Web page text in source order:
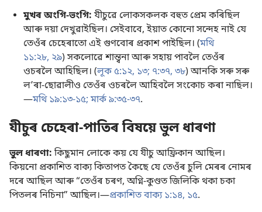
মুখৰ অংগি-ভংগি:যীচুৱে লোকসকলক বহুত প্ৰেম কৰিছিল
আৰু দয়া দেখুৱাইছিল। সেইবাবে, ইয়াত কোনো সন্দেহ নাই যে
তেওঁৰ চেহেৰাতো এই গুণবোৰ প্ৰকাশ পাইছিল। (মথি
১১:২৮, ২৯) সকলোৱে শান্ত্বনা আৰু সহায় পাবলৈ তেওঁৰ
ওচৰলৈ আহিছিল। (লূক ৫:১২, ১৩; ৭:৩৭, ৩৮) আনকি সৰু সৰু
লʼৰা-ছোৱালীও তেওঁৰ ওচৰলৈ আহিবলৈ সংকোচ কৰা নাছিল।
—মথি ১৯:১৩-১৫;মাৰ্ক ৯:৩৫-৩৭.
যীচুৰ চেহেৰা-পাতিৰ বিষয়ে ভুল ধাৰণা
ভুল ধাৰণা:কিছুমান লোকে কয় যে যীচু আফ্ৰিকান আছিল।
কিয়নো প্ৰকাশিত বাক্য কিতাপত কৈছে যে তেওঁৰ চুলি মেৰৰ নোমৰ
দৰে আছিল আৰু “তেওঁৰ চৰণ, অগ্নি-কুণ্ডত জিলিকি থকা চকা
পিতলৰ নিচিনা” আছিল।—প্ৰকাশিত বাক্য ১:১৪, ১৫.